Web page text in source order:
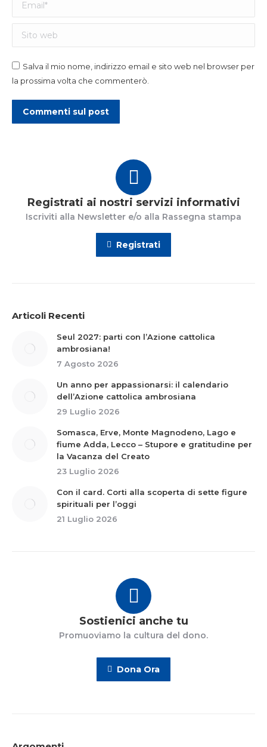
Sito web
Salva il mio nome, indirizzo email e sito web nel browser per
la prossima volta che commenterò.
Commenti sul post
Registrati ai nostri servizi informativi
Iscriviti alla Newsletter e/o alla Rassegna stampa
Registrati
Articoli Recenti
Seul 2027: parti con l’Azione cattolica
ambrosiana!
7 Agosto 2026
Un anno per appassionarsi: il calendario
dell’Azione cattolica ambrosiana
29 Luglio 2026
Somasca, Erve, Monte Magnodeno, Lago e
fiume Adda, Lecco – Stupore e gratitudine per
la Vacanza del Creato
23 Luglio 2026
Con il card. Corti alla scoperta di sette figure
spirituali per l’oggi
21 Luglio 2026
Sostienici anche tu
Promuoviamo la cultura del dono.
Dona Ora